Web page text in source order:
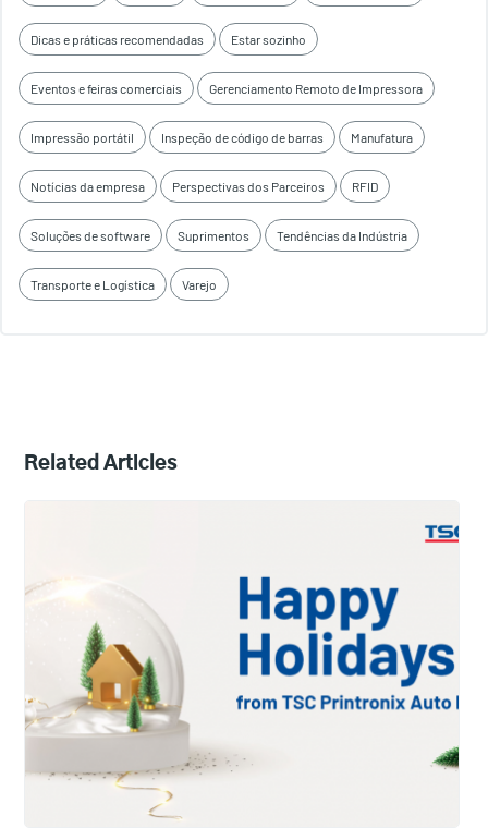
Dicas e práticas recomendadas Estar sozinho
Eventos e feiras comerciais Gerenciamento Remoto de Impressora
Impressão portátil Inspeção de código de barras Manufatura
Notícias da empresa Perspectivas dos Parceiros RFID
Soluções de software Suprimentos Tendências da Indústria
Transporte e Logística Varejo
Related Articles